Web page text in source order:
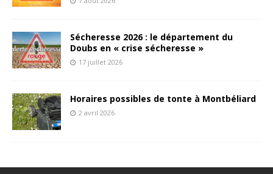
Sécheresse 2026 : le département du
Doubs en « crise sécheresse »
17 juillet 2026
Horaires possibles de tonte à Montbéliard
2 avril 2026